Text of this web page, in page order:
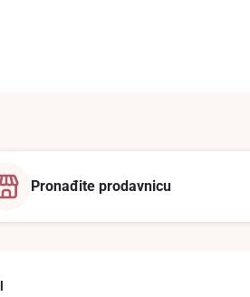
Pronađite prodavnicu